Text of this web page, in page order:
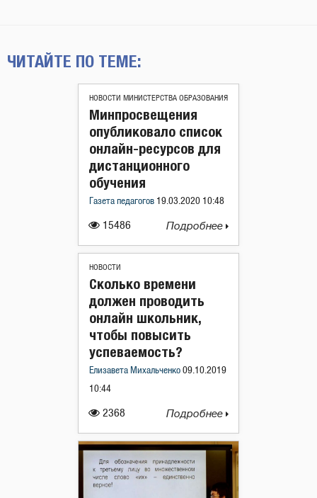
ЧИТАЙТЕ ПО ТЕМЕ:
НОВОСТИ МИНИСТЕРСТВА ОБРАЗОВАНИЯ
15486
Минпросвещения
опубликовало список
онлайн-ресурсов для
дистанционного
обучения
Газета педагогов 19.03.2020 10:48
Подробнее
НОВОСТИ
2368
Сколько времени
должен проводить
онлайн школьник,
чтобы повысить
успеваемость?
Елизавета Михальченко 09.10.2019
10:44
Подробнее